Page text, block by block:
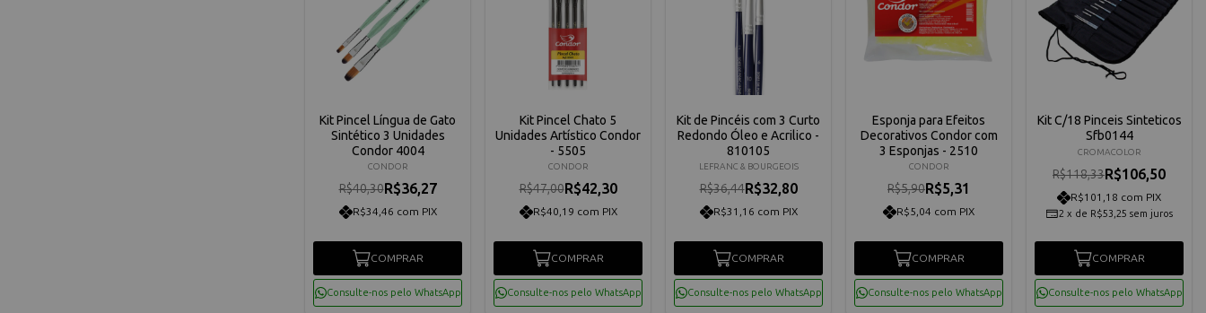
Kit Pincel Língua de Gato
Sintético 3 Unidades
Condor 4004
CONDOR
R$40,30R$36,27
R$34,46 com PIX
COMPRAR
Consulte-nos pelo WhatsApp
Kit Pincel Chato 5
Unidades Artístico Condor
- 5505
CONDOR
R$47,00R$42,30
R$40,19 com PIX
COMPRAR
Consulte-nos pelo WhatsApp
Kit de Pincéis com 3 Curto
Redondo Óleo e Acrilico -
810105
LEFRANC & BOURGEOIS
R$36,44R$32,80
R$31,16 com PIX
COMPRAR
Consulte-nos pelo WhatsApp
Esponja para Efeitos
Decorativos Condor com
3 Esponjas - 2510
CONDOR
R$5,90R$5,31
R$5,04 com PIX
COMPRAR
Consulte-nos pelo WhatsApp
Kit C/18 Pinceis Sinteticos
Sfb0144
CROMACOLOR
R$118,33R$106,50
R$101,18 com PIX
2 x de R$53,25 sem juros
COMPRAR
Consulte-nos pelo WhatsApp